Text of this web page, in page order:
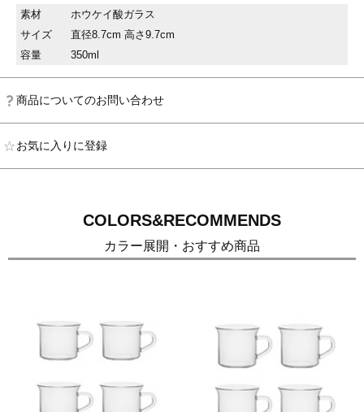
素材
ホウケイ酸ガラス
サイズ
直径8.7cm 高さ9.7cm
容量
350ml
商品についてのお問い合わせ
お気に入りに登録
COLORS&RECOMMENDS
カラー展開・おすすめ商品